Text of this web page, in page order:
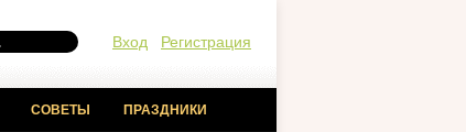
Вход Регистрация
СОВЕТЫ ПРАЗДНИКИ